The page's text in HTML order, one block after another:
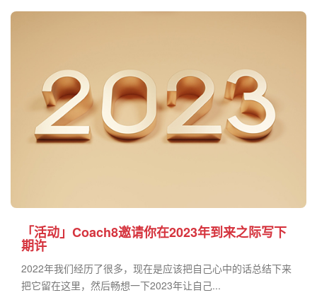
「活动」Coach8邀请你在2023年到来之际写下
期许
2022年我们经历了很多，现在是应该把自己心中的话总结下来
把它留在这里，然后畅想一下2023年让自己...